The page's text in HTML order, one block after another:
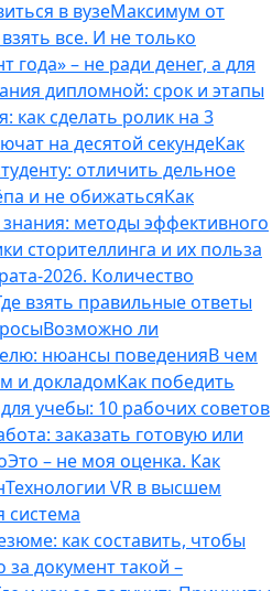
в вузеМаксимум от
все. И не только
года» – не ради денег, а для
дипломной: срок и этапы
как сделать ролик на 3
на десятой секундеКак
отличить дельное
и не обижатьсяКак
методы эффективного
сторителлинга и их польза
2026. Количество
взять правильные ответы
Возможно ли
нюансы поведенияВ чем
и докладомКак победить
учебы: 10 рабочих советов
заказать готовую или
Это – не моя оценка. Как
Технологии VR в высшем
система
как составить, чтобы
за документ такой –